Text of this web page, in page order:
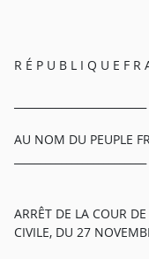
R É P U B L I Q U E F R
AU NOM DU PEUPLE
ARRÊT DE LA COUR
CIVILE, DU 27